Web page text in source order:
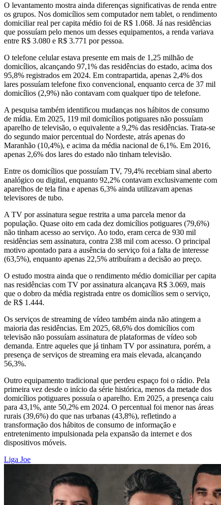
O levantamento mostra ainda diferenças significativas de renda entre
os grupos. Nos domicílios sem computador nem tablet, o rendimento
domiciliar real per capita médio foi de R$ 1.068. Já nas residências
que possuíam pelo menos um desses equipamentos, a renda variava
entre R$ 3.080 e R$ 3.771 por pessoa.
O telefone celular estava presente em mais de 1,25 milhão de
domicílios, alcançando 97,1% das residências do estado, acima dos
95,8% registrados em 2024. Em contrapartida, apenas 2,4% dos
lares possuíam telefone fixo convencional, enquanto cerca de 37 mil
domicílios (2,9%) não contavam com qualquer tipo de telefone.
A pesquisa também identificou mudanças nos hábitos de consumo
de mídia. Em 2025, 119 mil domicílios potiguares não possuíam
aparelho de televisão, o equivalente a 9,2% das residências. Trata-se
do segundo maior percentual do Nordeste, atrás apenas do
Maranhão (10,4%), e acima da média nacional de 6,1%. Em 2016,
apenas 2,6% dos lares do estado não tinham televisão.
Entre os domicílios que possuíam TV, 79,4% recebiam sinal aberto
analógico ou digital, enquanto 92,2% contavam exclusivamente com
aparelhos de tela fina e apenas 6,3% ainda utilizavam apenas
televisores de tubo.
A TV por assinatura segue restrita a uma parcela menor da
população. Quase oito em cada dez domicílios potiguares (79,6%)
não tinham acesso ao serviço. Ao todo, eram cerca de 930 mil
residências sem assinatura, contra 238 mil com acesso. O principal
motivo apontado para a ausência do serviço foi a falta de interesse
(63,5%), enquanto apenas 22,5% atribuíram a decisão ao preço.
O estudo mostra ainda que o rendimento médio domiciliar per capita
nas residências com TV por assinatura alcançava R$ 3.069, mais
que o dobro da média registrada entre os domicílios sem o serviço,
de R$ 1.444.
Os serviços de streaming de vídeo também ainda não atingem a
maioria das residências. Em 2025, 68,6% dos domicílios com
televisão não possuíam assinatura de plataformas de vídeo sob
demanda. Entre aqueles que já tinham TV por assinatura, porém, a
presença de serviços de streaming era mais elevada, alcançando
56,3%.
Outro equipamento tradicional que perdeu espaço foi o rádio. Pela
primeira vez desde o início da série histórica, menos da metade dos
domicílios potiguares possuía o aparelho. Em 2025, a presença caiu
para 43,1%, ante 50,2% em 2024. O percentual foi menor nas áreas
rurais (39,6%) do que nas urbanas (43,8%), refletindo a
transformação dos hábitos de consumo de informação e
entretenimento impulsionada pela expansão da internet e dos
dispositivos móveis.
Liga Joe